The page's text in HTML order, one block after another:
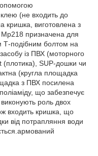
(не входить до
кришка, виготовлена з
призначена для
Т-подібним болтом на
із ПВХ (моторного
(плотика), SUP-дошки чи
(кругла площадка
з ПВХ посилена
що забезпечує
виконують роль двох
входить кришка, що
від потрапляння води